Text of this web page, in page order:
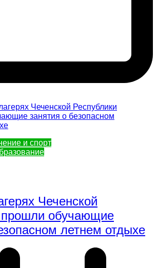
и спорт
Чеченской
прошли обучающие
летнем отдыхе